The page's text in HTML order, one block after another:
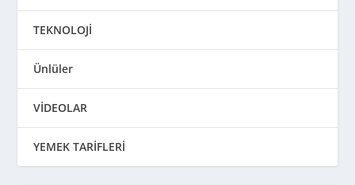
TEKNOLOJİ
Ünlüler
VİDEOLAR
YEMEK TARİFLERİ